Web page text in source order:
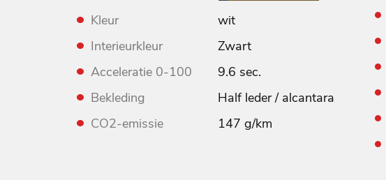
Kleur
wit
Interieurkleur
Zwart
Acceleratie 0-100
9.6 sec.
Bekleding
Half leder / alcantara
CO2-emissie
147 g/km